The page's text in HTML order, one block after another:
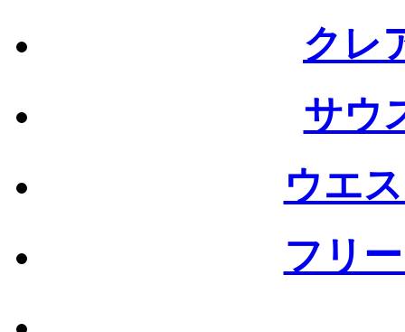
クレ
サウ
ウエ
フリ